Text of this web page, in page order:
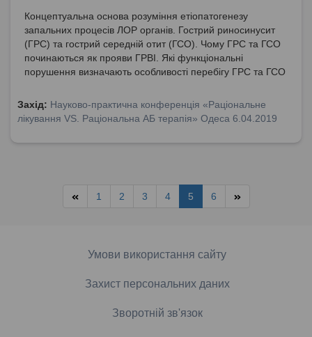
Концептуальна основа розуміння етіопатогенезу
запальних процесів ЛОР органів. Гострий риносинусит
(ГРС) та гострий середній отит (ГСО). Чому ГРС та ГСО
починаються як прояви ГРВІ. Які функціональні
порушення визначають особливості перебігу ГРС та ГСО
Захід: Науково-практична конференція «Раціональне
лікування VS. Раціональна АБ терапія» Одеса 6.04.2019
1 2 3 4 5 6
Умови використання сайту
Захист персональних даних
Зворотній зв'язок